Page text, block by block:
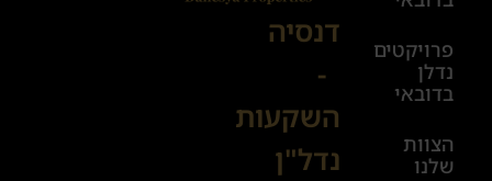
פרויקטים
נדלן
בדובאי
הצוות
שלנו
08:00-
00:00
יום ו׳
08:00-
17:00
דנסיה
-
השקעות
נדל"ן